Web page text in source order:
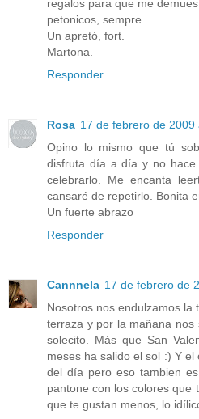
regalos para que me
petonicos, sempre.
Un apretó, fort.
Martona.
Responder
Rosa 17 de febrero de 2009
Opino lo mismo que tú
disfruta día a día y no hace
celebrarlo. Me encanta
cansaré de repetirlo. Bonita
Un fuerte abrazo
Responder
Cannnela 17 de febrero de
Nosotros nos endulzamos la
terraza y por la mañana
solecito. Más que San
meses ha salido el sol :) Y
del día pero eso tambien
pantone con los colores que
que te gustan menos, lo